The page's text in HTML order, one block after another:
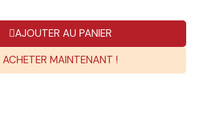
AJOUTER AU PANIER
ACHETER MAINTENANT !